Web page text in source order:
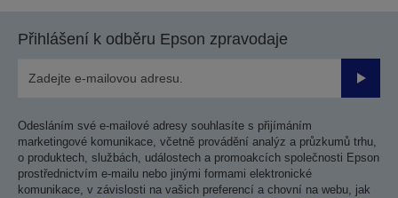
Přihlášení k odběru Epson zpravodaje
Odesláním své e-mailové adresy souhlasíte s přijímáním
marketingové komunikace, včetně provádění analýz a průzkumů trhu,
o produktech, službách, událostech a promoakcích společnosti Epson
prostřednictvím e-mailu nebo jinými formami elektronické
komunikace, v závislosti na vašich preferencí a chovní na webu, jak